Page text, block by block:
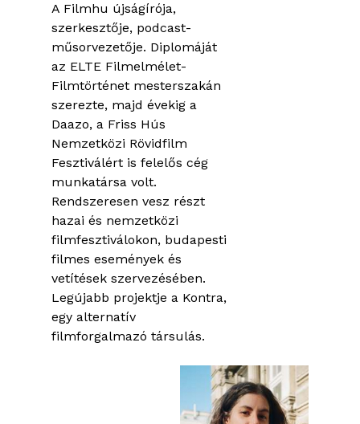
A Filmhu újságírója,
szerkesztője, podcast-
műsorvezetője. Diplomáját
az ELTE Filmelmélet-
Filmtörténet mesterszakán
szerezte, majd évekig a
Daazo, a Friss Hús
Nemzetközi Rövidfilm
Fesztiválért is felelős cég
munkatársa volt.
Rendszeresen vesz részt
hazai és nemzetközi
filmfesztiválokon, budapesti
filmes események és
vetítések szervezésében.
Legújabb projektje a Kontra,
egy alternatív
filmforgalmazó társulás.